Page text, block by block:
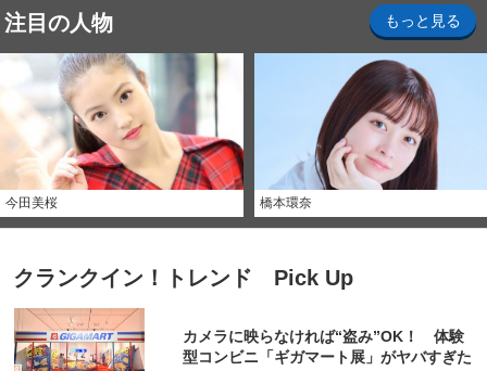
注目の人物 もっと見る
今田美桜 橋本環奈
クランクイン！トレンド Pick Up
カメラに映らなければ“盗み”OK！ 体験
型コンビニ「ギガマート展」がヤバすぎた